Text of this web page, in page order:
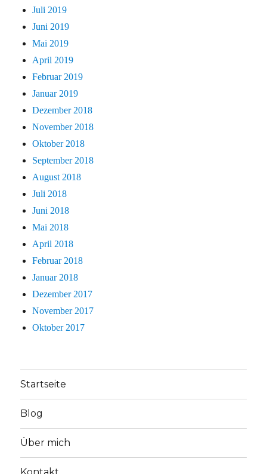
Juli 2019
Juni 2019
Mai 2019
April 2019
Februar 2019
Januar 2019
Dezember 2018
November 2018
Oktober 2018
September 2018
August 2018
Juli 2018
Juni 2018
Mai 2018
April 2018
Februar 2018
Januar 2018
Dezember 2017
November 2017
Oktober 2017
Startseite
Blog
Über mich